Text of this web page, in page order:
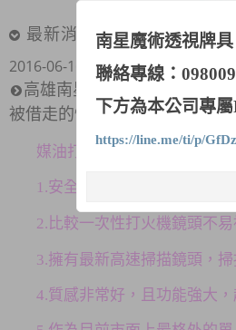
Line
牌具連絡專
最新消息
2016-06-16
高雄南星透視牌具：你有沒
被借走的慘狀呢? ORZ+TMD
媒油打火機優勢：
1.安全蔭蔽，比較手機鏡頭更
2.比較一次性打火機鏡頭不
3.擁有最新高速掃描鏡頭，
4.質感非常好，且功能強大，
南星魔術透視牌具
聯絡專線：
下方為本公司專
https://line.me/ti/p/